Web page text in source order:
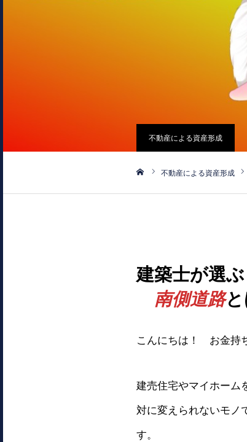
不動産による資産形成
不動産による資産形成
建築士が選ぶ
南側道路
こんにちは！ お金持
建売住宅やマイホーム
対に変えられないモノ
す。